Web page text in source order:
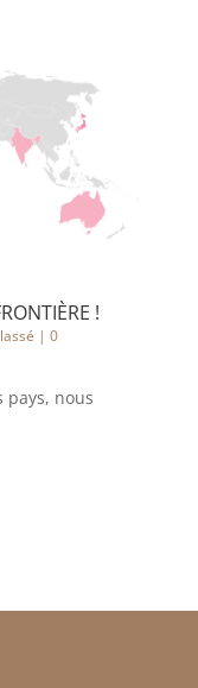
!
| 0
pays, nous